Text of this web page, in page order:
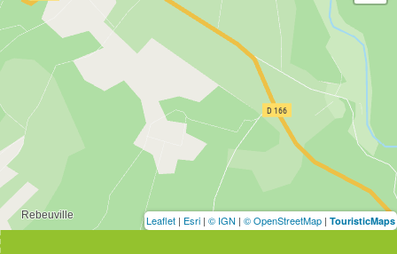
Leaflet | Esri | © IGN | © OpenStreetMap | TouristicMaps